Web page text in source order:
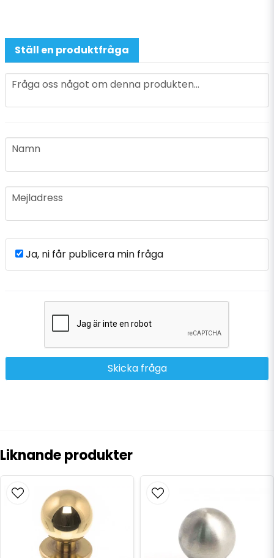
Ställ en produktfråga
question
Fråga oss något om denna produkten...
name
Namn
email
Mejladress
Ja, ni får publicera min fråga
Skicka fråga
Liknande produkter